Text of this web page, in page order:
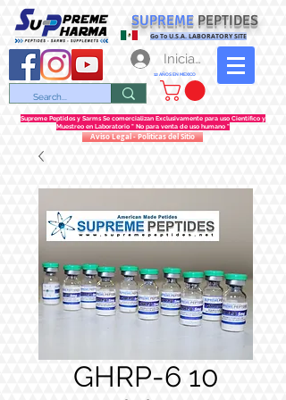
SUPREMEPEPTIDES
Go To U.S.A. LABORATORY SITE
12 AÑOS EN MEXICO
Iniciar sesión
Supreme Peptidos y Sarms Se comercializan Exclusivamente para uso Científico y
Muestreo en Laboratorio " No para venta de uso humano "
Aviso Legal - Politicas del Sitio
GHRP-6 10